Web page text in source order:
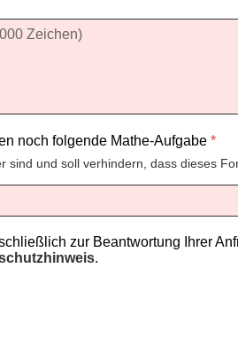
noch folgende Mathe-Aufgabe *
sind und soll verhindern, dass dieses
zur Beantwortung Ihrer
.